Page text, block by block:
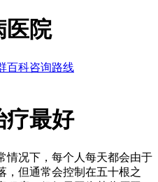
医院
百科咨询路线
疗最好
情况下，每个人每天都会由于
，但通常会控制在五十根之